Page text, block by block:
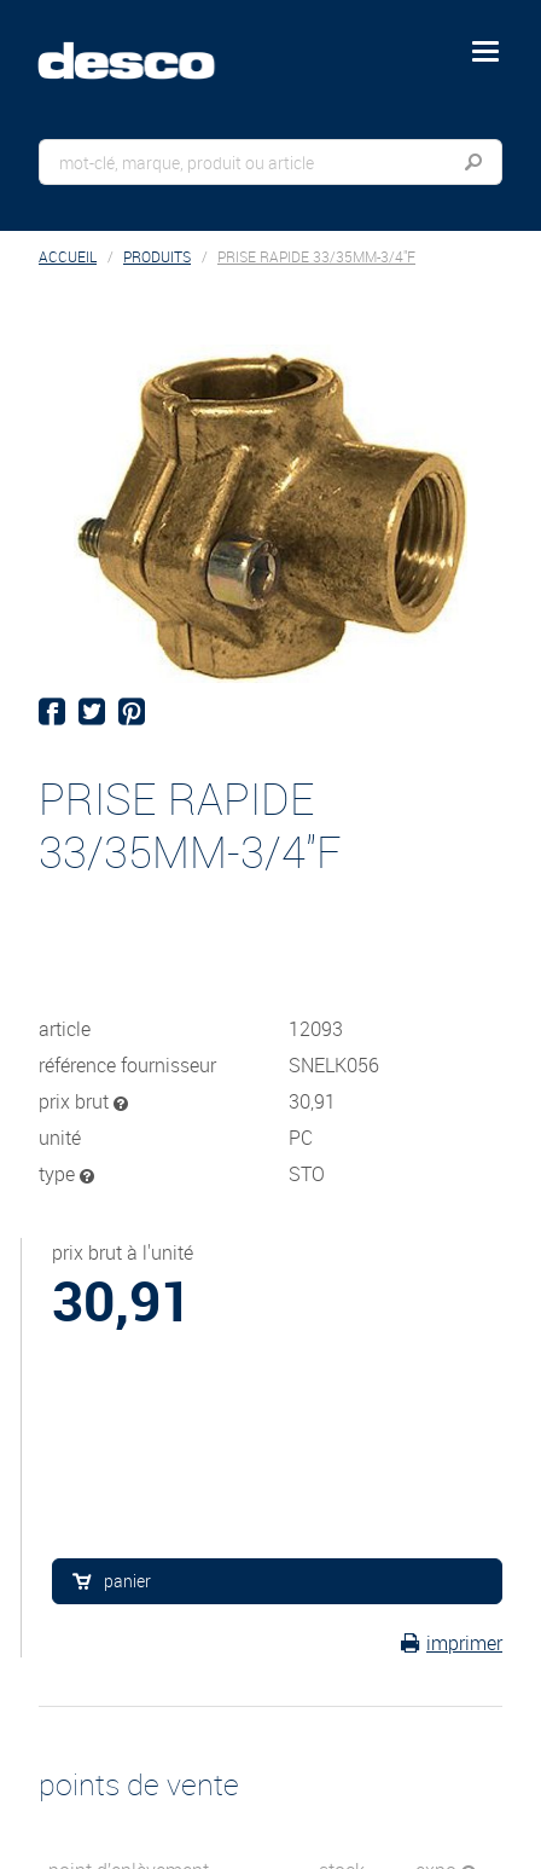
menu
ACCUEIL PRODUITS PRISE RAPIDE 33/35MM-3/4"F
PRISE RAPIDE
33/35MM-3/4"F
article
12093
référence fournisseur
SNELK056
prix brut
30,91
unité
PC
type
STO
prix brut à l'unité
30,91
panier
imprimer
points de vente